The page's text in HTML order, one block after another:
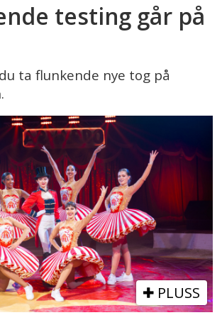
testing går på
ta flunkende nye tog på
PLUSS